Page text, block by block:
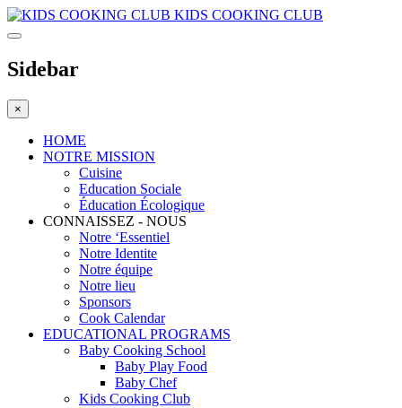
KIDS COOKING CLUB
Sidebar
×
HOME
NOTRE MISSION
Cuisine
Education Sociale
Éducation Écologique
CONNAISSEZ - NOUS
Notre ‘Essentiel
Notre Identite
Notre équipe
Notre lieu
Sponsors
Cook Calendar
EDUCATIONAL PROGRAMS
Baby Cooking School
Baby Play Food
Baby Chef
Kids Cooking Club